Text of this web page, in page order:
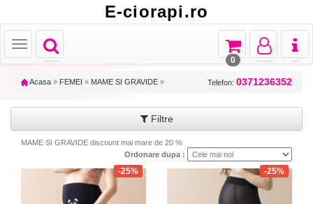
E-ciorapi.ro
Toggle
navigation
Toggle
Toggle
navigation
Toggle
navigation
Toggle
navigation
0
Acasa » FEMEI » MAME SI GRAVIDE » Telefon: 0371236352
Filtre
MAME SI GRAVIDE discount mai mare de 20 %
Ordonare dupa :
-25% -25%